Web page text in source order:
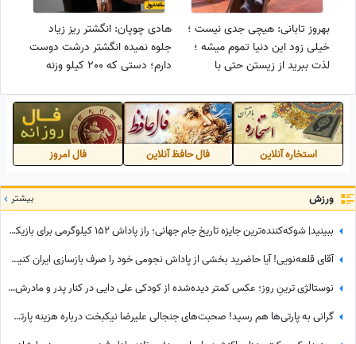
بهروز تابانی: هیچی جدی نیست ؛
خیلی زود این دنیا تموم میشه ؛
لذت ببرید از زیستن حتی با
درون
هادی چوپان: انگشتر ریز زیاد
جلوه نمیده انگشتر درشت دوست
دارم؛ دستی که 200 کیلو وزنه
یه روز انگشترام دستم نباشه....
استخاره آنلاین فال حافظ آنلاین فال امروز
ورزش بیشتر
ببینید| شوکه‌کننده‌ترین جایزه تاریخ جام جهانی؛ راز پاداش 152 کیلوگرمی برای بازیکنان اسپانیا چیست؟
آقای قلعه‌نویی! آیا حاضرید بخشی از پاداش نجومی خود را صرف بازسازی ایران کنید؟+فیلم
نوستالژی ترینِ روز؛ عکس کمتر دیده‌شده از کودکی علی دایی در کنار پدر و مادرش؛ سفری که خاطره شد
گرانی به پارتی‌ها هم رسید! صحبت‌های جنجالی علیرضا نیکبخت درباره هزینه‌ پارتی‌های شبانه+فیلم